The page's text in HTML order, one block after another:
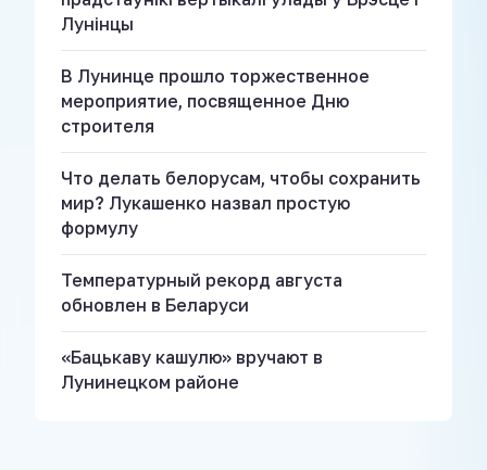
Лунінцы
В Лунинце прошло торжественное
мероприятие, посвященное Дню
строителя
Что делать белорусам, чтобы сохранить
мир? Лукашенко назвал простую
формулу
Температурный рекорд августа
обновлен в Беларуси
«Бацькаву кашулю» вручают в
Лунинецком районе